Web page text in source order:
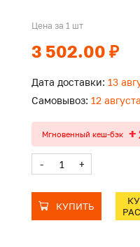
Цена за 1 шт
3 502.00 ₽
Дата доставки: 13
Самовывоз: 12 августа
Мгновенный кеш-бэк +
- +
КУПИТЬ